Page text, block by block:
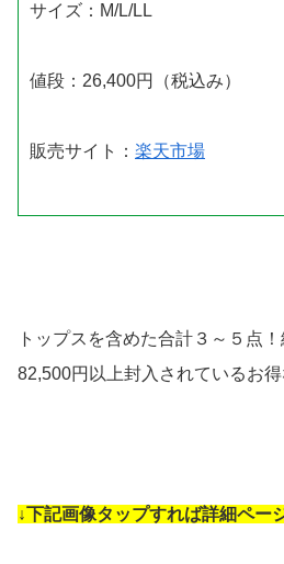
サイズ：M/L/LL
値段：26,400円（税込み）
販売サイト： 楽天市場
トップスを含めた合計３～５点
82,500円以上封入されているお得
↓下記画像タップすれば詳細ペー